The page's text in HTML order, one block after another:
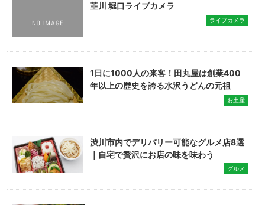
韮川 堀口ライブカメラ
ライブカメラ
1日に1000人の来客！田丸屋は創業400
年以上の歴史を誇る水沢うどんの元祖
お土産
渋川市内でデリバリー可能なグルメ店8選
｜自宅で贅沢にお店の味を味わう
グルメ